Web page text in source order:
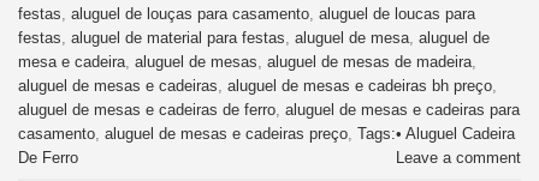
festas aluguel de louças para casamento aluguel de loucas para
festas aluguel de material para festas aluguel de mesa aluguel de
mesa e cadeira aluguel de mesas aluguel de mesas de madeira
aluguel de mesas e cadeiras aluguel de mesas e cadeiras bh preço
aluguel de mesas e cadeiras de ferro aluguel de mesas e cadeiras para
casamento aluguel de mesas e cadeiras preço Tags:• Aluguel Cadeira
De Ferro
Leave a comment